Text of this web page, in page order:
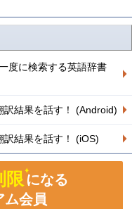
度に検索する英語辞書
結果を話す！ (Android)
結果を話す！ (iOS)
限になる
会員